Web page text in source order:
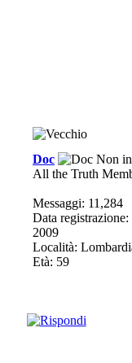
Doc
All the Truth
Messaggi: 11,284
Data registrazione:
2009
Località:
Età: 59